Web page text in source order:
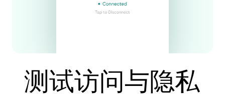
测试访问与隐私